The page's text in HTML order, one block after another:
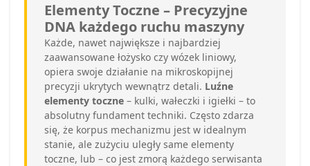
Elementy Toczne – Precyzyjne
DNA każdego ruchu maszyny
Każde, nawet największe i najbardziej
zaawansowane łożysko czy wózek liniowy,
opiera swoje działanie na mikroskopijnej
precyzji ukrytych wewnątrz detali. Luźne
elementy toczne – kulki, wałeczki i igiełki – to
absolutny fundament techniki. Często zdarza
się, że korpus mechanizmu jest w idealnym
stanie, ale zużyciu uległy same elementy
toczne, lub – co jest zmorą każdego serwisanta